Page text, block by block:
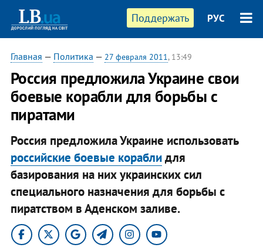
Поддержать РУС
Главная — Политика — 27 февраля 2011, 13:49
Россия предложила Украине свои
боевые корабли для борьбы с
пиратами
Россия предложила Украине использовать
российские боевые кораблидля
базирования на них украинских сил
специального назначения для борьбы с
пиратством в Аденском заливе.